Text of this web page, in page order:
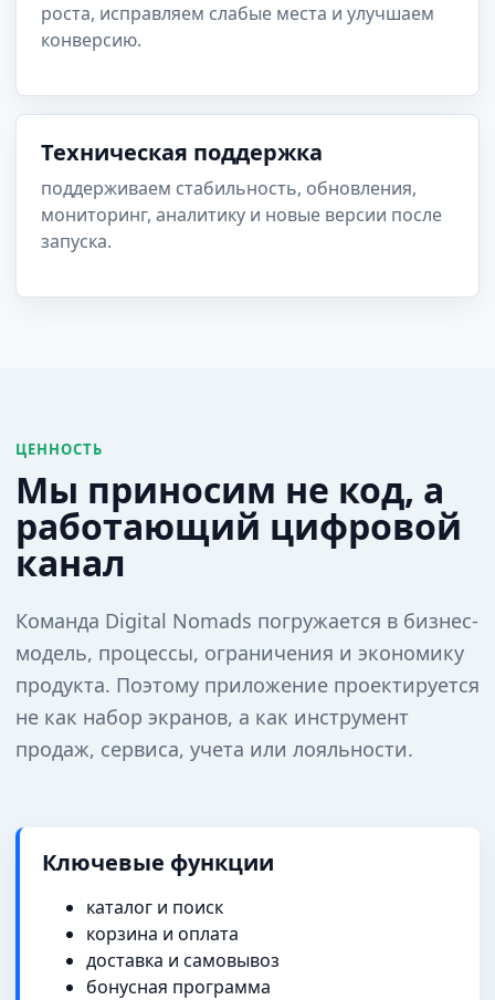
роста, исправляем слабые места и улучшаем
конверсию.
Техническая поддержка
поддерживаем стабильность, обновления,
мониторинг, аналитику и новые версии после
запуска.
ЦЕННОСТЬ
Мы приносим не код, а
работающий цифровой
канал
Команда Digital Nomads погружается в бизнес-
модель, процессы, ограничения и экономику
продукта. Поэтому приложение проектируется
не как набор экранов, а как инструмент
продаж, сервиса, учета или лояльности.
Ключевые функции
каталог и поиск
корзина и оплата
доставка и самовывоз
бонусная программа